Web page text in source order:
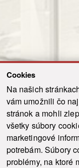
Cookies
Na našich
vám umožnili čo
stránok a mohli
všetky súbory
marketingové
potrebám. Súbory
problémy, na ktoré